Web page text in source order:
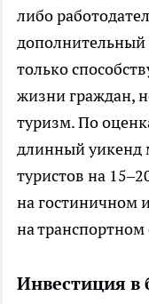
либо
дополнительный
только
жизни граждан,
туризм. По
длинный уикенд
туристов на
на гостиничном
на транспортном
Инвестиция в